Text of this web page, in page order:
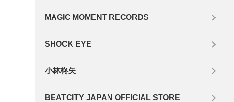
MAGIC MOMENT RECORDS
SHOCK EYE
小林柊矢
BEATCITY JAPAN OFFICIAL STORE